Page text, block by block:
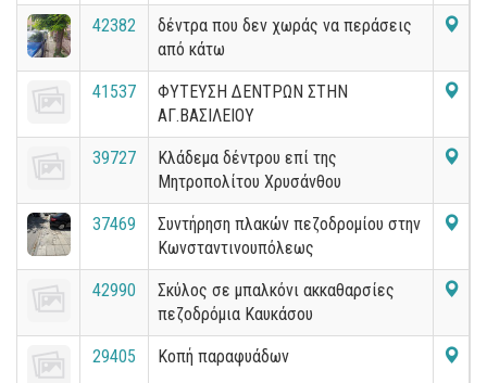
42382
δέντρα που δεν χωράς να περάσεις
από κάτω
41537
ΦΥΤΕΥΣΗ ΔΕΝΤΡΩΝ ΣΤΗΝ
ΑΓ.ΒΑΣΙΛΕΙΟΥ
39727
Κλάδεμα δέντρου επί της
Μητροπολίτου Χρυσάνθου
37469
Συντήρηση πλακών πεζοδρομίου στην
Κωνσταντινουπόλεως
42990
Σκύλος σε μπαλκόνι ακκαθαρσίες
πεζοδρόμια Καυκάσου
29405 Κοπή παραφυάδων